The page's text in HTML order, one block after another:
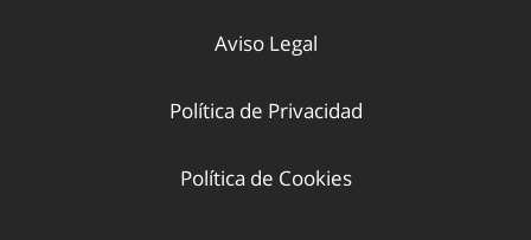
Aviso Legal
Política de Privacidad
Política de Cookies